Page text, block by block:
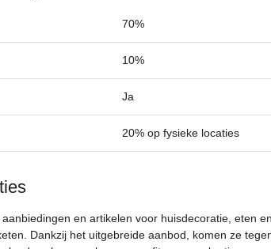
70%
10%
Ja
20% op fysieke locaties
en artikelen voor huisdecoratie, eten
Dankzij het uitgebreide aanbod, komen ze